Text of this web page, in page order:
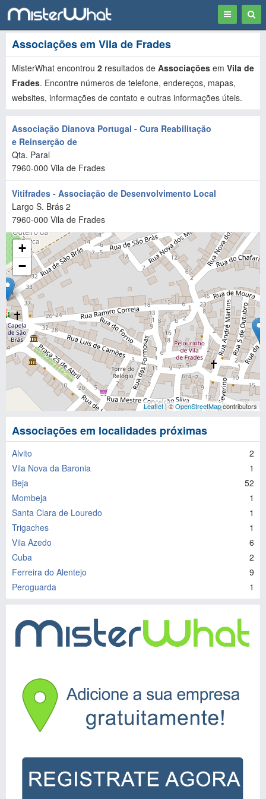
Toggle
navigation
Associações em Vila de Frades
MisterWhat encontrou 2 resultados de Associações em Vila de
Frades. Encontre números de telefone, endereços, mapas,
websites, informações de contato e outras informações úteis.
Associação Dianova Portugal - Cura Reabilitação
e Reinserção de
Qta. Paral
7960-000 Vila de Frades
Vitifrades - Associação de Desenvolvimento Local
Largo S. Brás 2
7960-000 Vila de Frades
+
−
Leaflet| ©OpenStreetMapcontributors
Associações em localidades próximas
Alvito
2
Vila Nova da Baronia
1
Beja
52
Mombeja
1
Santa Clara de Louredo
1
Trigaches
1
Vila Azedo
6
Cuba
2
Ferreira do Alentejo
9
Peroguarda
1